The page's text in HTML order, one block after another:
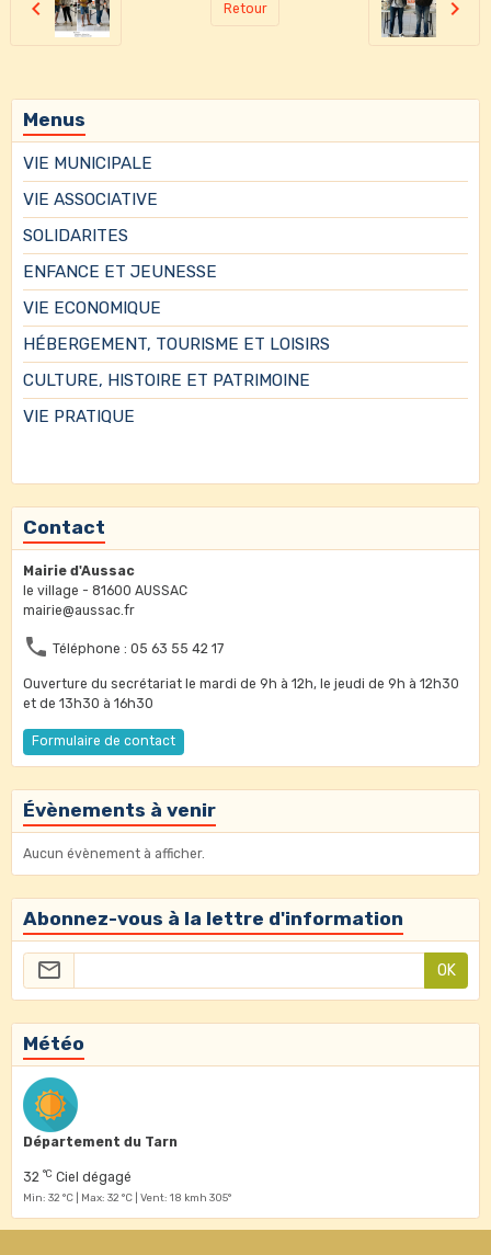
Retour
Menus
VIE MUNICIPALE
VIE ASSOCIATIVE
SOLIDARITES
ENFANCE ET JEUNESSE
VIE ECONOMIQUE
HÉBERGEMENT, TOURISME ET LOISIRS
CULTURE, HISTOIRE ET PATRIMOINE
VIE PRATIQUE
Contact
Mairie d'Aussac
le village - 81600 AUSSAC
mairie@aussac.fr
Téléphone : 05 63 55 42 17
Ouverture du secrétariat le mardi de 9h à 12h, le jeudi de 9h à 12h30
et de 13h30 à 16h30
Formulaire de contact
Évènements à venir
Aucun évènement à afficher.
Abonnez-vous à la lettre d'information
OK
Météo
Département du Tarn
32 °C Ciel dégagé
Min: 32 °C | Max: 32 °C | Vent: 18 kmh 305°